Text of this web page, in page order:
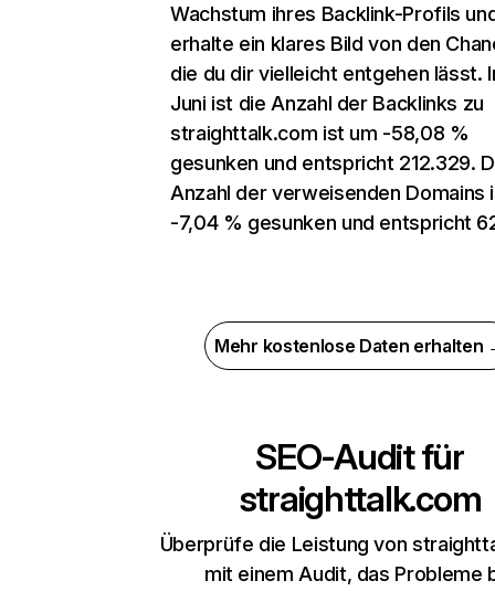
Wachstum ihres Backlink-Profils
erhalte ein klares Bild von den
die du dir vielleicht entgehen lässt.
Juni ist die Anzahl der Backlinks zu
straighttalk.com ist um -58,08 %
gesunken und entspricht 212.329.
Anzahl der verweisenden Domains
-7,04 % gesunken und entspricht
Mehr kostenlose Daten erhalten
SEO-Audit für
straighttalk.com
Überprüfe die Leistung von
mit einem Audit, das Probleme